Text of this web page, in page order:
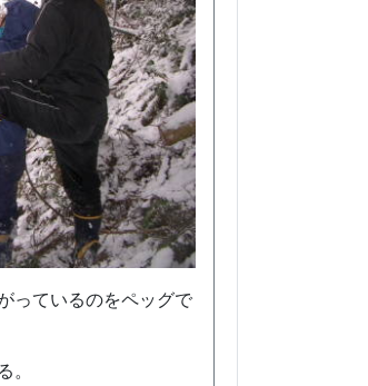
っているのをペッグで